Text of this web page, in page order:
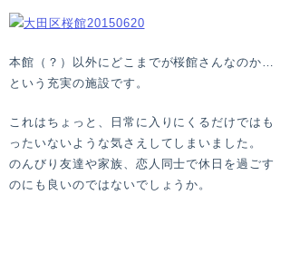
本館（？）以外にどこまでが桜館さんなのか…
という充実の施設です。
これはちょっと、日常に入りにくるだけではも
ったいないような気さえしてしまいました。
のんびり友達や家族、恋人同士で休日を過ごす
のにも良いのではないでしょうか。